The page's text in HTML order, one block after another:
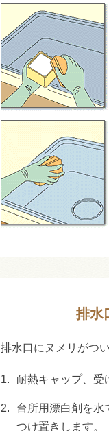
排水
排水口にヌメリがつ
1. 耐熱キャップ、受
2.
台所用漂白剤を水
つけ置きします。